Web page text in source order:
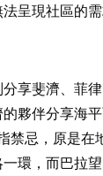
呈現社區的需
享斐濟、菲
夥伴分享海
禁忌，原是在
環，而巴拉